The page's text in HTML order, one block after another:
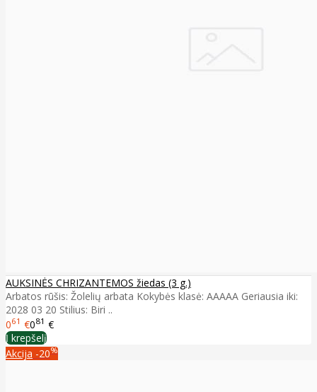
AUKSINĖS CHRIZANTEMOS žiedas (3 g.)
Arbatos rūšis: Žolelių arbata Kokybės klasė: AAAAA Geriausia iki:
2028 03 20 Stilius: Biri ..
061 €081 €
Į krepšelį
Akcija -20%